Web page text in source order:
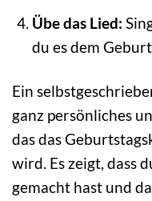
Übe das Lied:
du es dem
Ein
ganz persönliches
das das
wird. Es zeigt, dass
gemacht hast und